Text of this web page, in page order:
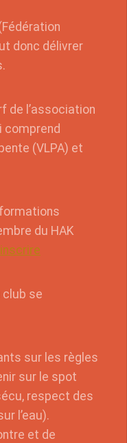
donc délivrer
de l’association
comprend
(VLPA) et
du HAK
club se
sur les règles
sur le spot
respect des
l’eau).
et de